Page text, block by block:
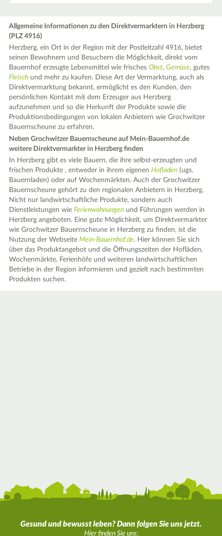
Allgemeine Informationen zu den Direktvermarktern in Herzberg
(PLZ 4916)
Herzberg, ein Ort in der Region mit der Postleitzahl 4916, bietet
seinen Bewohnern und Besuchern die Möglichkeit, direkt vom
Bauernhof erzeugte Lebensmittel wie frischesObst,Gemüse, gutes
Fleisch und mehr zu kaufen. Diese Art der Vermarktung, auch als
Direktvermarktung bekannt, ermöglicht es den Kunden, den
persönlichen Kontakt mit dem Erzeuger aus Herzberg
aufzunehmen und so die Herkunft der Produkte sowie die
Produktionsbedingungen von lokalen Anbietern wie Grochwitzer
Bauernscheune zu erfahren.
Neben Grochwitzer Bauernscheune auf Mein-Bauernhof.de
weitere Direktvermarkter in Herzberg finden
In Herzberg gibt es viele Bauern, die ihre selbst-erzeugten und
frischen Produkte , entweder in ihrem eigenenHofladen (ugs.
Bauernladen) oder auf Wochenmärkten. Auch der Grochwitzer
Bauernscheune gehört zu den regionalen Anbietern in Herzberg.
Nicht nur landwirtschaftliche Produkte, sondern auch
Dienstleistungen wieFerienwohnungen und Führungen werden in
Herzberg angeboten. Eine gute Möglichkeit, um Direktvermarkter
wie Grochwitzer Bauernscheune in Herzberg zu finden, ist die
Nutzung der WebseiteMein-Bauernhof.de. Hier können Sie sich
über das Produktangebot und die Öffnungszeiten der Hofläden,
Wochenmärkte, Ferienhöfe und weiteren landwirtschaftlichen
Betriebe in der Region informieren und gezielt nach bestimmten
Produkten suchen.
Gesund und bewusst leben? Dann folgen Sie uns jetzt.
Hier finden Sie uns: